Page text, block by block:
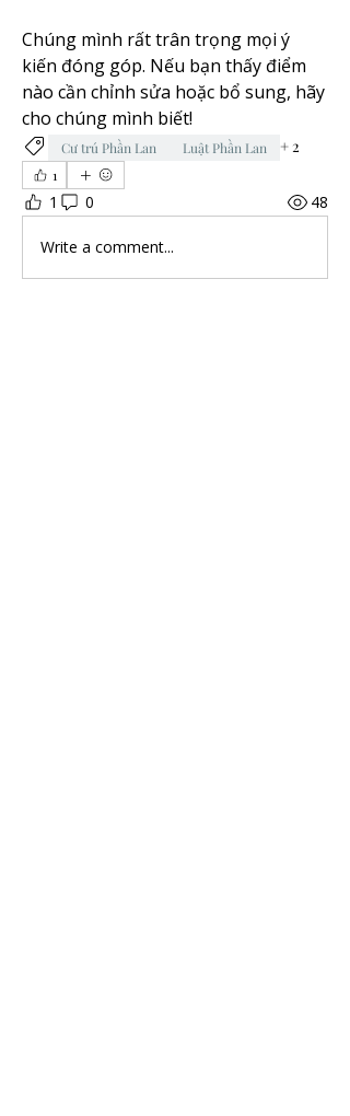
Chúng mình rất trân trọng mọi ý
kiến đóng góp. Nếu bạn thấy điểm
nào cần chỉnh sửa hoặc bổ sung, hãy
cho chúng mình biết!
Cư trú Phần Lan Luật Phần Lan +2
1
1 0 48
Write a comment...